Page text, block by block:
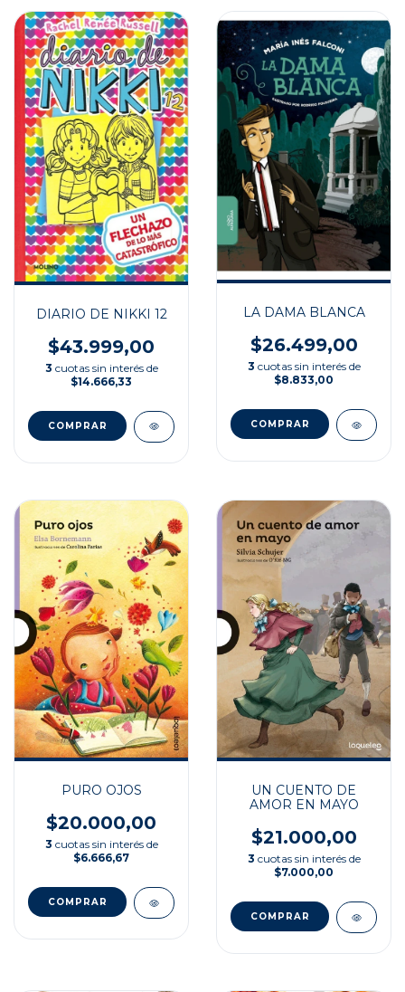
DIARIO DE NIKKI 12
$43.999,00
3 cuotas sin interés de
$14.666,33
LA DAMA BLANCA
$26.499,00
3 cuotas sin interés de
$8.833,00
PURO OJOS
$20.000,00
3 cuotas sin interés de
$6.666,67
UN CUENTO DE
AMOR EN MAYO
$21.000,00
3 cuotas sin interés de
$7.000,00